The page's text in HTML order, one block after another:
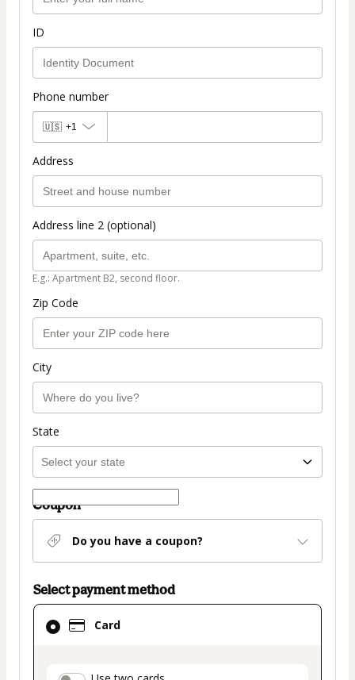
ID
Phone number
🇺🇸 +1
Address
Address line 2 (optional)
E.g.: Apartment B2, second floor.
Zip Code
City
State
Coupon
Do you have a coupon?
Select payment method
Card
Card
selected